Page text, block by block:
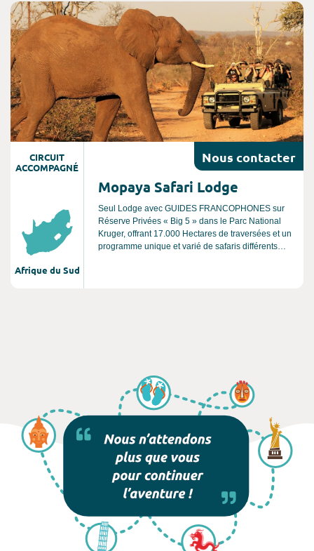
grand canyon au monde. Un excellent séjour pour
découvrir l’Afrique du Sud pour la première fois.
CIRCUIT
ACCOMPAGNÉ
Afrique du Sud
Nous contacter
Mopaya Safari Lodge
Seul Lodge avec GUIDES FRANCOPHONES sur
Réserve Privées « Big 5 » dans le Parc National
Kruger, offrant 17.000 Hectares de traversées et un
programme unique et varié de safaris différents
Consultez l'offre de voyage